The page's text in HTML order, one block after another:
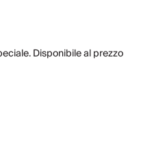
Disponibile al prezzo